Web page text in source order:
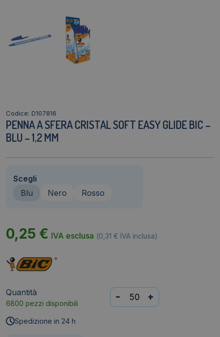
Codice: D107816
PENNA A SFERA CRISTAL SOFT EASY GLIDE BIC –
BLU – 1,2 MM
Scegli
Blu
Nero Rosso
0,25 € IVA esclusa (0,31 € IVA inclusa)
Quantità
6800 pezzi disponibili
Penna
a
- +
Spedizione in 24 h